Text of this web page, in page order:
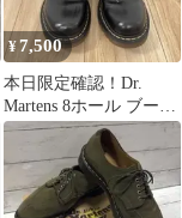
¥ 7,500
本日限定確認！Dr.
Martens 8ホール ブーツ
ブラック